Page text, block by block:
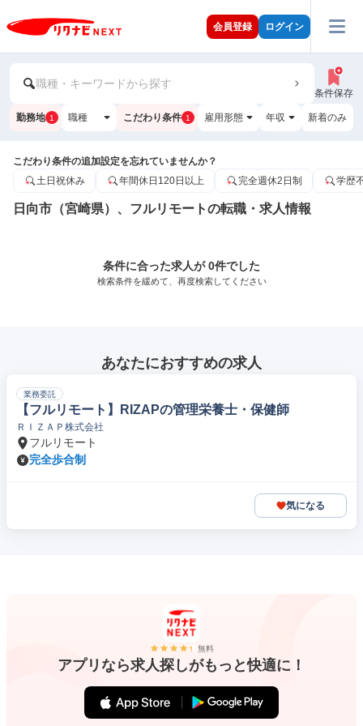
会員登録 ログイン
職種・キーワードから探す
条件保存
勤務地 1 職種 こだわり条件 1 雇用形態 年収 新着のみ
こだわり条件の追加設定を忘れていませんか？
土日祝休み
年間休日120日以上 完全週休2日制 学歴
日向市（宮崎県）、フルリモートの転職・求人情報
条件に合った求人が 0件でした
検索条件を緩めて、再度検索してください
あなたにおすすめの求人
業務委託
【フルリモート】RIZAPの管理栄養士・保健師
ＲＩＺＡＰ株式会社
フルリモート
完全歩合制
気になる
無料
アプリなら求人探しがもっと快適に！